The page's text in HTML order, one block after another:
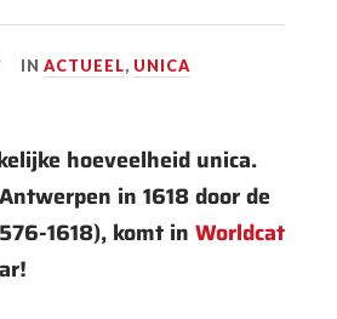
INACTUEEL, UNICA
hoeveelheid unica.
in 1618 door de
1618), komt inWorldcat